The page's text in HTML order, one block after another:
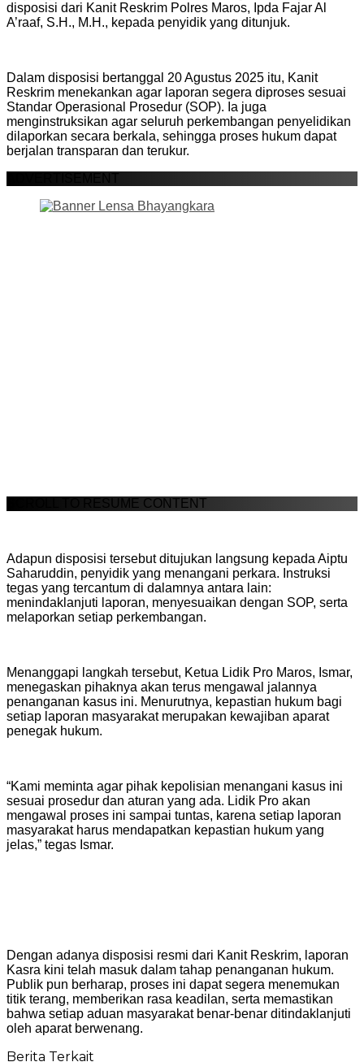
disposisi dari Kanit Reskrim Polres Maros, Ipda Fajar Al
A’raaf, S.H., M.H., kepada penyidik yang ditunjuk.
Dalam disposisi bertanggal 20 Agustus 2025 itu, Kanit
Reskrim menekankan agar laporan segera diproses sesuai
Standar Operasional Prosedur (SOP). Ia juga
menginstruksikan agar seluruh perkembangan penyelidikan
dilaporkan secara berkala, sehingga proses hukum dapat
berjalan transparan dan terukur.
ADVERTISEMENT
SCROLL TO RESUME CONTENT
Adapun disposisi tersebut ditujukan langsung kepada Aiptu
Saharuddin, penyidik yang menangani perkara. Instruksi
tegas yang tercantum di dalamnya antara lain:
menindaklanjuti laporan, menyesuaikan dengan SOP, serta
melaporkan setiap perkembangan.
Menanggapi langkah tersebut, Ketua Lidik Pro Maros, Ismar,
menegaskan pihaknya akan terus mengawal jalannya
penanganan kasus ini. Menurutnya, kepastian hukum bagi
setiap laporan masyarakat merupakan kewajiban aparat
penegak hukum.
“Kami meminta agar pihak kepolisian menangani kasus ini
sesuai prosedur dan aturan yang ada. Lidik Pro akan
mengawal proses ini sampai tuntas, karena setiap laporan
masyarakat harus mendapatkan kepastian hukum yang
jelas,” tegas Ismar.
Dengan adanya disposisi resmi dari Kanit Reskrim, laporan
Kasra kini telah masuk dalam tahap penanganan hukum.
Publik pun berharap, proses ini dapat segera menemukan
titik terang, memberikan rasa keadilan, serta memastikan
bahwa setiap aduan masyarakat benar-benar ditindaklanjuti
oleh aparat berwenang.
Berita Terkait